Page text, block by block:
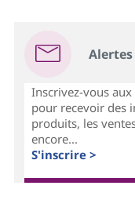
Inscrivez-vous
pour recevoir des
produits, les
encore...
S'inscrire >